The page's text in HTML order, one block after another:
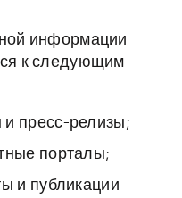
информации
к следующим
пресс-релизы;
порталы;
и публикации